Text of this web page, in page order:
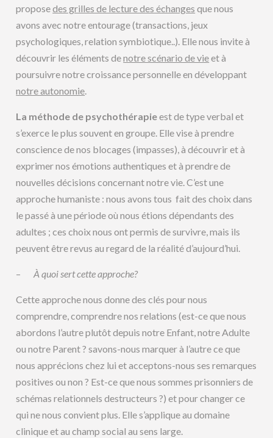
proposedes grilles de lecture des échanges que nous
avons avec notre entourage (transactions, jeux
psychologiques, relation symbiotique..). Elle nous invite à
découvrir les éléments denotre scénario de vieet à
poursuivre notre croissance personnelle en développant
notre autonomie.
La méthode de psychothérapieest de type verbal et
s’exerce le plus souvent en groupe. Elle vise à prendre
conscience de nos blocages (impasses), à découvrir et à
exprimer nos émotions authentiques et à prendre de
nouvelles décisions concernant notre vie. C’est une
approche humaniste : nous avons tous fait des choix dans
le passé à une période où nous étions dépendants des
adultes ; ces choix nous ont permis de survivre, mais ils
peuvent être revus au regard de la réalité d’aujourd’hui.
–À quoi sert cette approche?
Cette approche nous donne des clés pour nous
comprendre, comprendre nos relations (est-ce que nous
abordons l’autre plutôt depuis notre Enfant, notre Adulte
ou notre Parent ? savons-nous marquer à l’autre ce que
nous apprécions chez lui et acceptons-nous ses remarques
positives ou non ? Est-ce que nous sommes prisonniers de
schémas relationnels destructeurs ?) et pour changer ce
qui ne nous convient plus. Elle s’applique au domaine
clinique et au champ social au sens large.